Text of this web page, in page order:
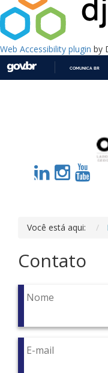
Web Accessibility plugin by
COMUNICA BR
Você está aqui:
Contato